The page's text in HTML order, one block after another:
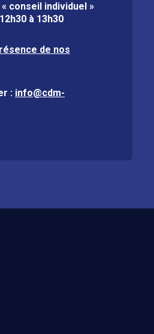
conseil individuel »
12h30 à 13h30
de nos
: info@cdm-